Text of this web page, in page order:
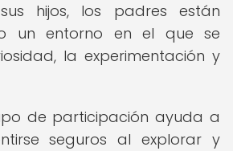
hijos, los padres están
un entorno en el que se
la experimentación y
de participación ayuda a
seguros al explorar y